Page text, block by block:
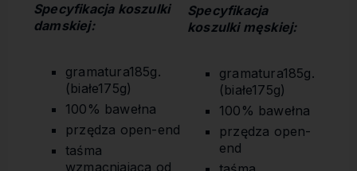
Specyfikacja koszulki
damskiej:
gramatura185g.
(białe175g)
100% bawełna
przędza open-end
taśma
wzmacniająca od
Specyfikacja
koszulki męskiej:
gramatura185g.
(białe175g)
100% bawełna
przędza open-
end